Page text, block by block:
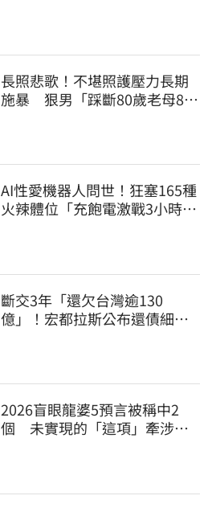
長照悲歌！不堪照護壓力長期
施暴 狠男「踩斷80歲老母8根
AI性愛機器人問世！狂塞165種
火辣體位「充飽電激戰3小時」
斷交3年「還欠台灣逾130
億」！宏都拉斯公布還債細
2026盲眼龍婆5預言被稱中2
個 未實現的「這項」牽涉台